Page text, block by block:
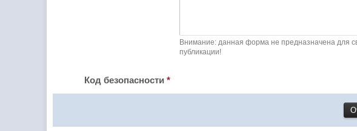
Внимание: данная форма не предназначена для
публикации!
Код безопасности*